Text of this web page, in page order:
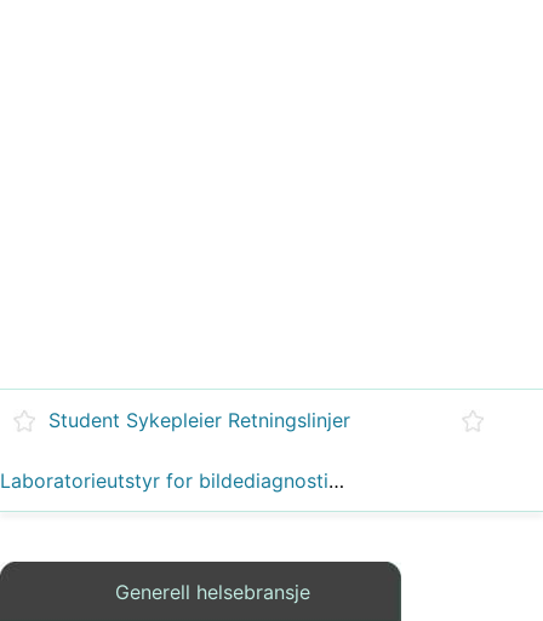
Student Sykepleier Retningslinjer
Laboratorieutstyr for bildediagnostikk Kurs
Generell helsebransje